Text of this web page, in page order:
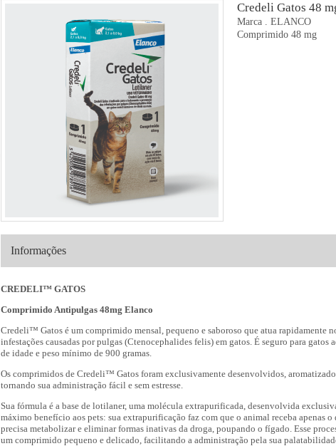
Credeli Gatos 48
Marca . ELANCO
Comprimido 48 mg
Informações
CREDELI™ GATOS
Comprimido Antipulgas 48mg Elanco
Credeli™ Gatos é um comprimido mensal, pequeno e saboroso que atua rapidamente
infestações causadas por pulgas (Ctenocephalides felis) em gatos. É seguro para gatos
de idade e peso mínimo de 900 gramas.
Os comprimidos de Credeli™ Gatos foram exclusivamente desenvolvidos,
tornando sua administração fácil e sem estresse.
Sua fórmula é a base de lotilaner, uma molécula extrapurificada, desenvolvida
máximo benefício aos pets: sua extrapurificação faz com que o animal receba apenas o
precisa metabolizar e eliminar formas inativas da droga, poupando o fígado. Esse
um comprimido pequeno e delicado, facilitando a administração pela sua